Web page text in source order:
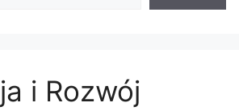
i Rozwój